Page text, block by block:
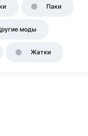
Паки
моды
Жатки